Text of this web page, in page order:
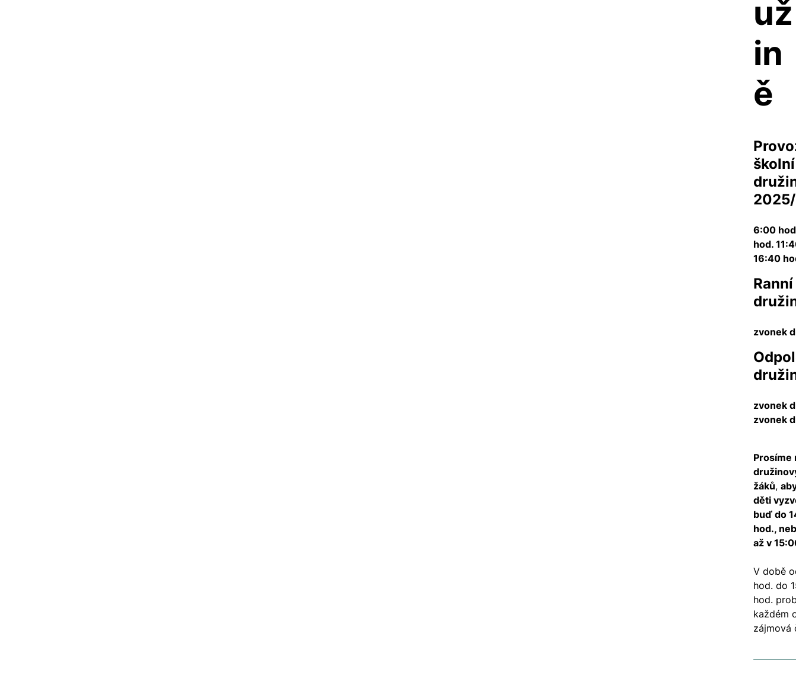
už
in
ě
školní
6:00
hod.
16:40
Ranní
zvonek
zvonek
zvonek
Prosíme
žáků,
děti
buď do
hod.,
až v
V době
hod. do
hod.
každém
zájmová